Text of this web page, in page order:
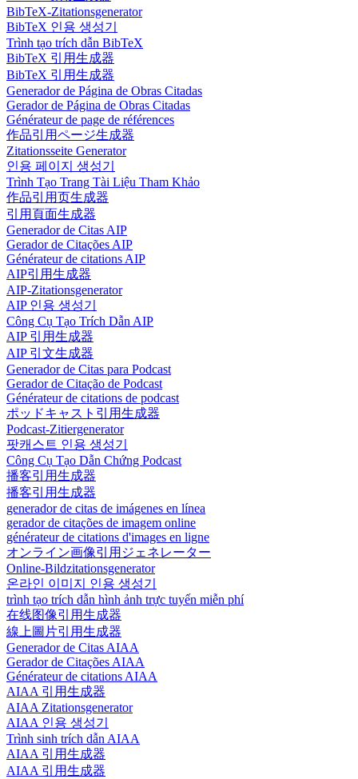
BibTeX-Zitationsgenerator
BibTeX 인용 생성기
Trình tạo trích dẫn BibTeX
BibTeX 引用生成器
BibTeX 引用生成器
Generador de Página de Obras Citadas
Gerador de Página de Obras Citadas
Générateur de page de références
作品引用ページ生成器
Zitationsseite Generator
인용 페이지 생성기
Trình Tạo Trang Tài Liệu Tham Khảo
作品引用页生成器
引用頁面生成器
Generador de Citas AIP
Gerador de Citações AIP
Générateur de citations AIP
AIP引用生成器
AIP-Zitationsgenerator
AIP 인용 생성기
Công Cụ Tạo Trích Dẫn AIP
AIP 引用生成器
AIP 引文生成器
Generador de Citas para Podcast
Gerador de Citação de Podcast
Générateur de citations de podcast
ポッドキャスト引用生成器
Podcast-Zitiergenerator
팟캐스트 인용 생성기
Công Cụ Tạo Dẫn Chứng Podcast
播客引用生成器
播客引用生成器
generador de citas de imágenes en línea
gerador de citações de imagem online
générateur de citations d'images en ligne
オンライン画像引用ジェネレーター
Online-Bildzitationsgenerator
온라인 이미지 인용 생성기
trình tạo trích dẫn hình ảnh trực tuyến miễn phí
在线图像引用生成器
線上圖片引用生成器
Generador de Citas AIAA
Gerador de Citações AIAA
Générateur de citations AIAA
AIAA 引用生成器
AIAA Zitationsgenerator
AIAA 인용 생성기
Trình sinh trích dẫn AIAA
AIAA 引用生成器
AIAA 引用生成器